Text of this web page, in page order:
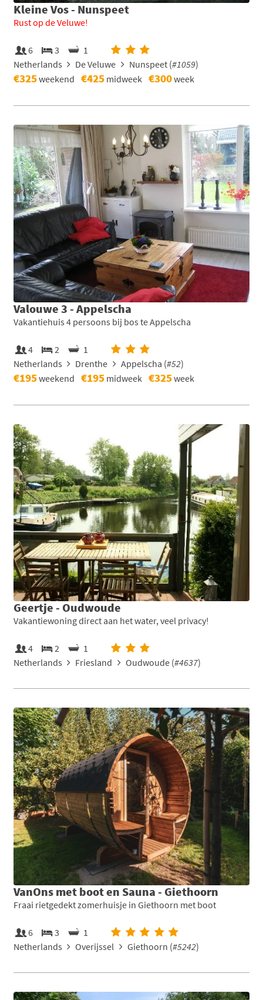
Kleine Vos - Nunspeet
Rust op de Veluwe!
6 3
1
Netherlands
De Veluwe Nunspeet (#1059)
€325weekend €425 midweek €300week
Valouwe 3 - Appelscha
Vakantiehuis 4 persoons bij bos te Appelscha
4 2
1
Netherlands
Drenthe Appelscha (#52)
€195weekend €195 midweek €325week
Geertje - Oudwoude
Vakantiewoning direct aan het water, veel privacy!
4 2
1
Netherlands
Friesland Oudwoude (#4637)
VanOns met boot en Sauna - Giethoorn
Fraai rietgedekt zomerhuisje in Giethoorn met boot
6 3
1
Netherlands
Overijssel Giethoorn (#5242)